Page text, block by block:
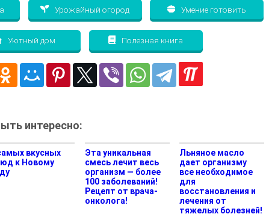
Урожайный огород Умение готовить
Уютный дом Полезная книга
интересно:
вкусных
к Новому
Эта уникальная
смесь лечит весь
организм — более
100 заболеваний!
Рецепт от врача-
онколога!
Льняное масло
дает организму
все необходимое
для
восстановления и
лечения от
тяжелых болезней!